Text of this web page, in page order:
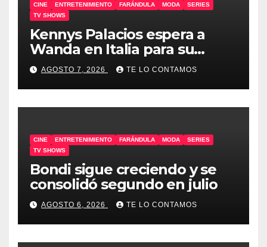
CINE ENTRETENIMIENTO FARÁNDULA MODA
SERIES
TV SHOWS
Kennys Palacios espera a
Wanda en Italia para su
docuserie
AGOSTO 7, 2026 TE LO CONTAMOS
CINE ENTRETENIMIENTO FARÁNDULA MODA
SERIES
TV SHOWS
Bondi sigue creciendo y se
consolidó segundo en julio
AGOSTO 6, 2026 TE LO CONTAMOS